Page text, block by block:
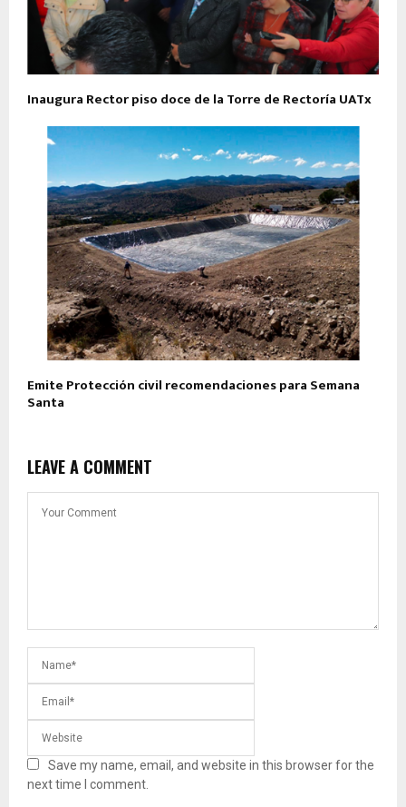
Inaugura Rector piso doce de la Torre de Rectoría UATx
Emite Protección civil recomendaciones para Semana
Santa
LEAVE A COMMENT
Save my name, email, and website in this browser for the
next time I comment.